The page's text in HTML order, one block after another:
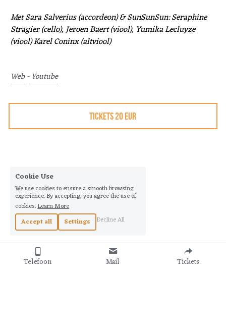
Met Sara Salverius (accordeon) & SunSunSun: Seraphine
Stragier (cello), Jeroen Baert (viool), Yumika Lecluyze
(viool) Karel Coninx (altviool)
Web - Youtube
TICKETS 20 EUR
Telefoon Mail Tickets
Cookie Use
We use cookies to ensure a smooth browsing
experience. By accepting, you agree the use of
cookies.Learn More
Accept all
Settings Decline All